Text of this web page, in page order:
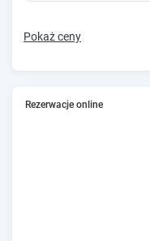
Pokaż ceny
Rezerwacje online